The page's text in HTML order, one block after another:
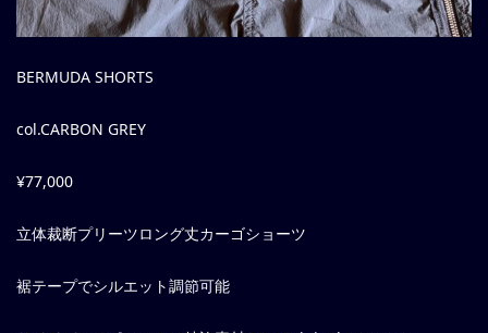
BERMUDA SHORTS
col.CARBON GREY
¥77,000
立体裁断プリーツロング丈カーゴショーツ
裾テープでシルエット調節可能